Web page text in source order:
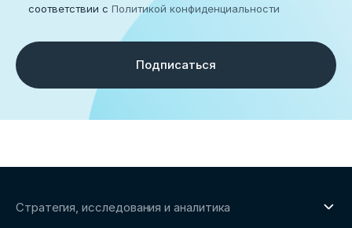
соответствии с Политикой конфиденциальности
Подписаться
Стратегия, исследования и аналитика